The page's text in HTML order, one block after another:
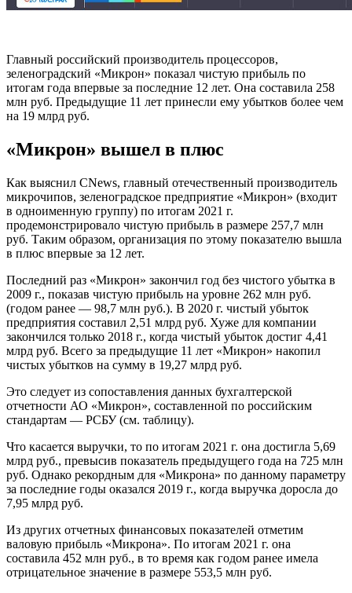
Главный российский производитель процессоров,
зеленоградский «Микрон» показал чистую прибыль по
итогам года впервые за последние 12 лет. Она составила 258
млн руб. Предыдущие 11 лет принесли ему убытков более чем
на 19 млрд руб.
«Микрон» вышел в плюс
Как выяснил CNews, главный отечественный производитель
микрочипов, зеленоградское предприятие «Микрон» (входит
в одноименную группу) по итогам 2021 г.
продемонстрировало чистую прибыль в размере 257,7 млн
руб. Таким образом, организация по этому показателю вышла
в плюс впервые за 12 лет.
Последний раз «Микрон» закончил год без чистого убытка в
2009 г., показав чистую прибыль на уровне 262 млн руб.
(годом ранее — 98,7 млн руб.). В 2020 г. чистый убыток
предприятия составил 2,51 млрд руб. Хуже для компании
закончился только 2018 г., когда чистый убыток достиг 4,41
млрд руб. Всего за предыдущие 11 лет «Микрон» накопил
чистых убытков на сумму в 19,27 млрд руб.
Это следует из сопоставления данных бухгалтерской
отчетности АО «Микрон», составленной по российским
стандартам — РСБУ (см. таблицу).
Что касается выручки, то по итогам 2021 г. она достигла 5,69
млрд руб., превысив показатель предыдущего года на 725 млн
руб. Однако рекордным для «Микрона» по данному параметру
за последние годы оказался 2019 г., когда выручка доросла до
7,95 млрд руб.
Из других отчетных финансовых показателей отметим
валовую прибыль «Микрона». По итогам 2021 г. она
составила 452 млн руб., в то время как годом ранее имела
отрицательное значение в размере 553,5 млн руб.